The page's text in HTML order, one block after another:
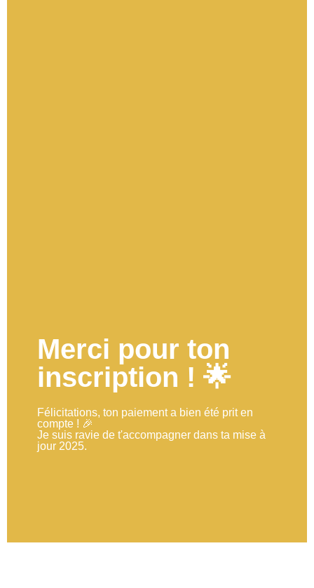
Merci pour ton
inscription ! 🌟
Félicitations, ton paiement a bien été prit en
compte ! 🎉
Je suis ravie de t'accompagner dans ta mise à
jour 2025.